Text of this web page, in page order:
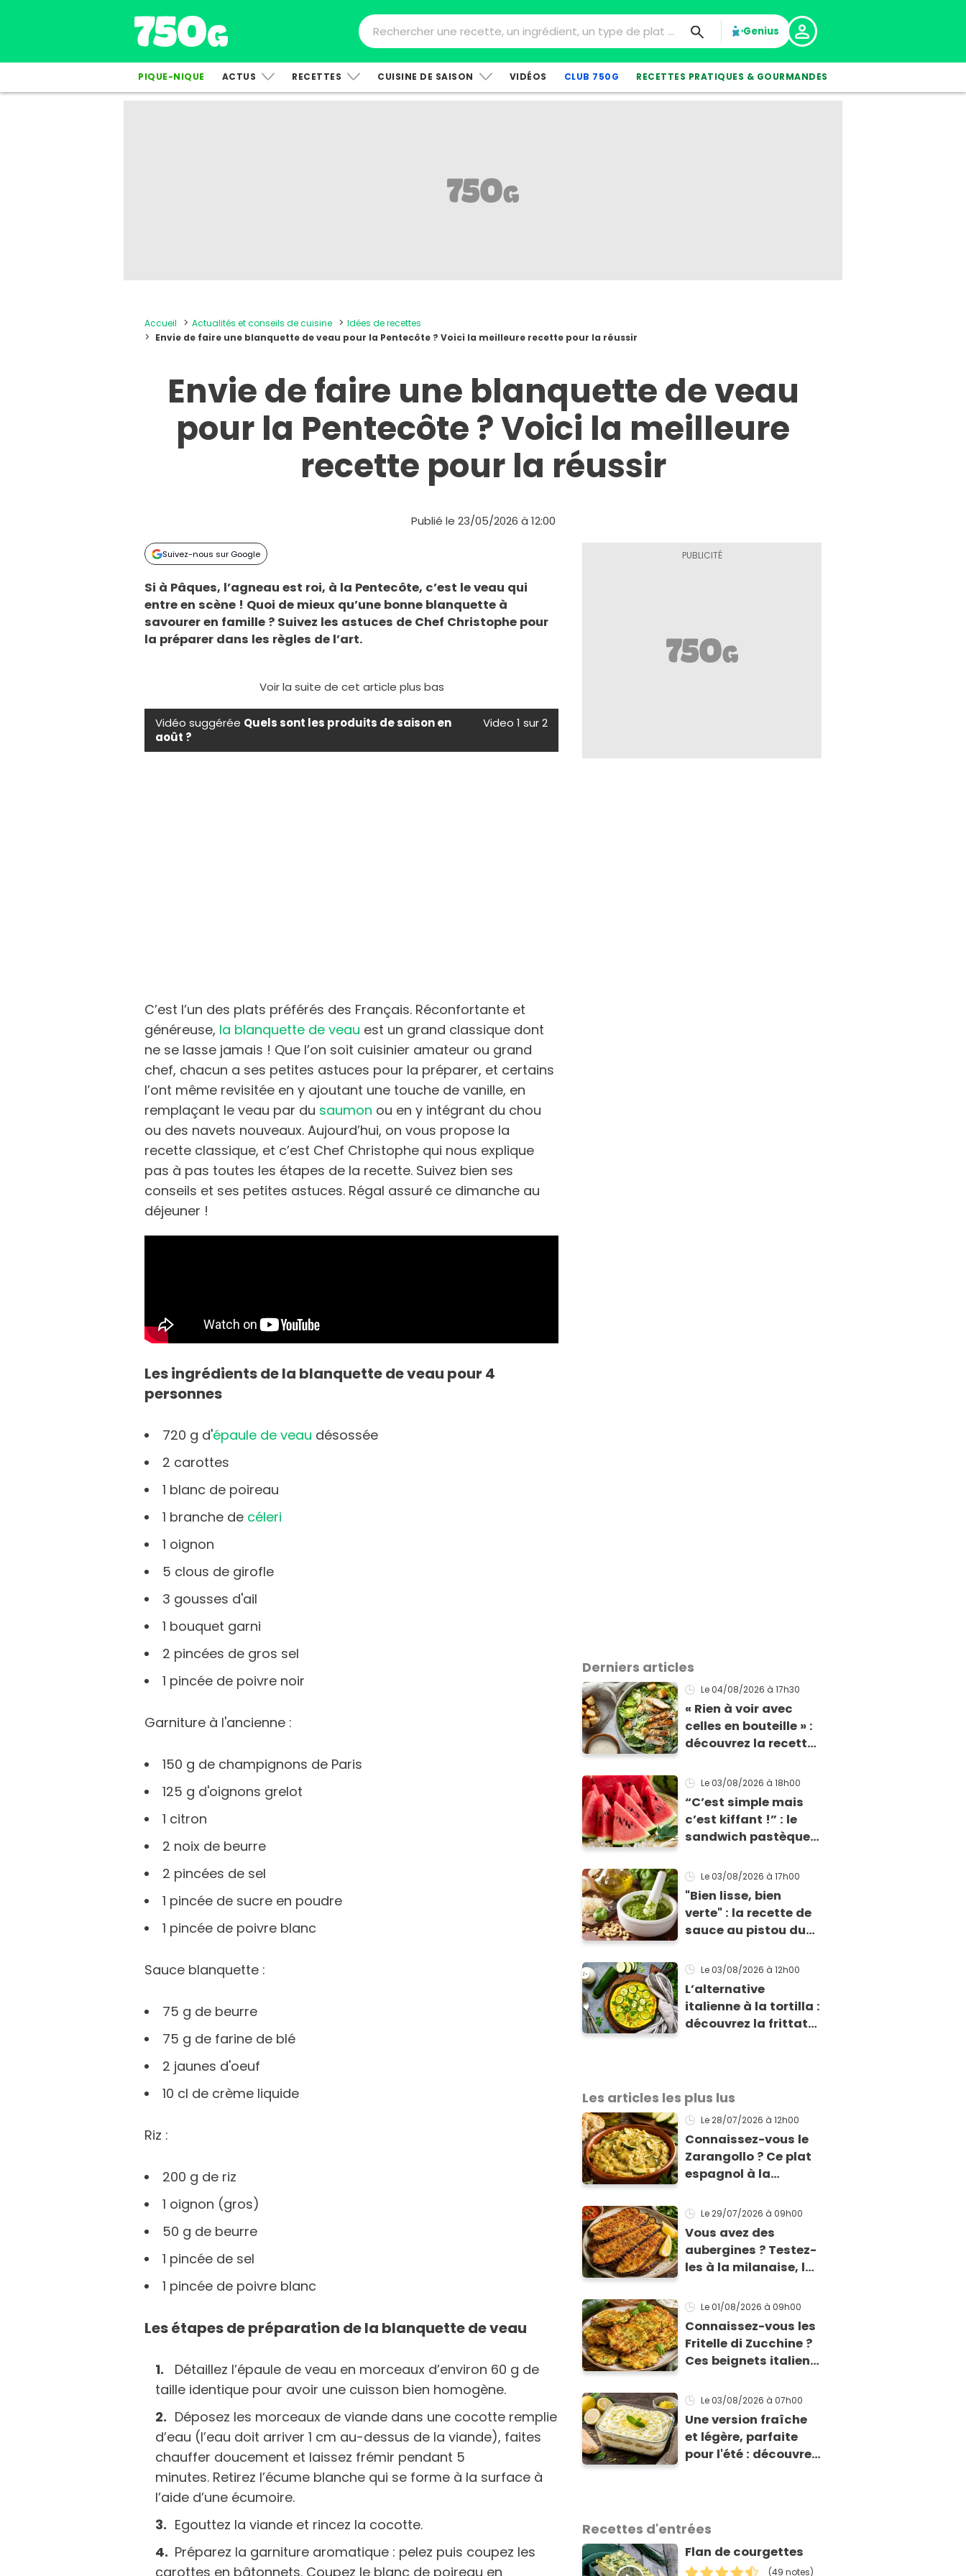
Genius
PIQUE-NIQUE ACTUS RECETTES CUISINE DE SAISON VIDÉOS CLUB 750G RECETTES PRATIQUES & GOURMANDES
Accueil Actualités et conseils de cuisine
Idées de recettes
Envie de faire une blanquette de veau pour la Pentecôte ? Voici la meilleure recette pour la réussir
Envie de faire une blanquette de veau
pour la Pentecôte ? Voici la meilleure
recette pour la réussir
Publié le 23/05/2026 à 12:00
Suivez-nous sur Google
Si à Pâques, l’agneau est roi, à la Pentecôte, c’est le veau qui
entre en scène ! Quoi de mieux qu’une bonne blanquette à
savourer en famille ? Suivez les astuces de Chef Christophe pour
la préparer dans les règles de l’art.
Voir la suite de cet article plus bas
Vidéo suggérée Quels sont les produits de saison en
août ?
Video 1 sur 2
C’est l’un des plats préférés des Français. Réconfortante et
généreuse, la blanquette de veau est un grand classique dont
ne se lasse jamais ! Que l’on soit cuisinier amateur ou grand
chef, chacun a ses petites astuces pour la préparer, et certains
l’ont même revisitée en y ajoutant une touche de vanille, en
remplaçant le veau par du saumon ou en y intégrant du chou
ou des navets nouveaux. Aujourd’hui, on vous propose la
recette classique, et c’est Chef Christophe qui nous explique
pas à pas toutes les étapes de la recette. Suivez bien ses
conseils et ses petites astuces. Régal assuré ce dimanche au
déjeuner !
Les ingrédients de la blanquette de veau pour 4
personnes
720 g d'épaule de veau désossée
2 carottes
1 blanc de poireau
1 branche de céleri
1 oignon
5 clous de girofle
3 gousses d'ail
1 bouquet garni
2 pincées de gros sel
1 pincée de poivre noir
Garniture à l'ancienne :
150 g de champignons de Paris
125 g d'oignons grelot
1 citron
2 noix de beurre
2 pincées de sel
1 pincée de sucre en poudre
1 pincée de poivre blanc
Sauce blanquette :
75 g de beurre
75 g de farine de blé
2 jaunes d'oeuf
10 cl de crème liquide
Riz :
200 g de riz
1 oignon (gros)
50 g de beurre
1 pincée de sel
1 pincée de poivre blanc
Les étapes de préparation de la blanquette de veau
Détaillez l’épaule de veau en morceaux d’environ 60 g de
taille identique pour avoir une cuisson bien homogène.
Déposez les morceaux de viande dans une cocotte remplie
d’eau (l’eau doit arriver 1 cm au-dessus de la viande), faites
chauffer doucement et laissez frémir pendant 5
minutes. Retirez l’écume blanche qui se forme à la surface à
l’aide d’une écumoire.
Egouttez la viande et rincez la cocotte.
Préparez la garniture aromatique : pelez puis coupez les
carottes en bâtonnets. Coupez le blanc de poireau en
Derniers articles
Le 04/08/2026 à 17h30
« Rien à voir avec
celles en bouteille » :
découvrez la recette
César par un chef
étoilé
Le 03/08/2026 à 18h00
“C’est simple mais
c’est kiffant !” : le
sandwich pastèque
va vous rafraîchir
cet été !
Le 03/08/2026 à 17h00
"Bien lisse, bien
verte" : la recette de
sauce au pistou du
pour sublimer vos
plats d'été !
Le 03/08/2026 à 12h00
L’alternative
italienne à la tortilla :
découvrez la frittata
Les articles les plus lus
Le 28/07/2026 à 12h00
Connaissez-vous le
Zarangollo ? Ce plat
espagnol à la
min pour moins de 3
€ !
Le 29/07/2026 à 09h00
Vous avez des
aubergines ? Testez-
les à la milanaise, la
dorée qui change du
gratin classique
Le 01/08/2026 à 09h00
Connaissez-vous les
Fritelle di Zucchine ?
Ces beignets italiens
en 10 min sont un pur
délice !
Le 03/08/2026 à 07h00
Une version fraîche
et légère, parfaite
pour l'été : découvrez
Chef !
Recettes d'entrées
Flan de courgettes
(49 notes)